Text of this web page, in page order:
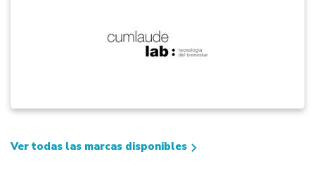
Ver todas las marcas disponibles